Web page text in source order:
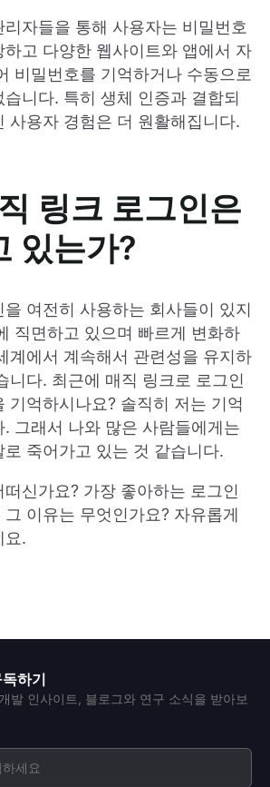
자들을 통해 사용자는 비밀번호
하고 다양한 웹사이트와 앱에서 자
비밀번호를 기억하거나 수동으로
니다. 특히 생체 인증과 결합되
사용자 경험은 더 원활해집니다.
링크 로그인은
있는가?
여전히 사용하는 회사들이 있지
직면하고 있으며 빠르게 변화하
계에서 계속해서 관련성을 유지하
니다. 최근에 매직 링크로 로그인
기억하시나요? 솔직히 저는 기억
그래서 나와 많은 사람들에게는
죽어가고 있는 것 같습니다.
신가요? 가장 좋아하는 로그인
이유는 무엇인가요? 자유롭게
요.
하기
발 인사이트, 블로그와 연구 소식을 받아보